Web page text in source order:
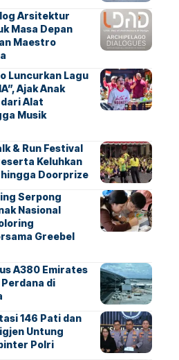
Arsitektur
Masa Depan
Maestro
Luncurkan Lagu
Ajak Anak
Alat
Musik
& Run Festival
Keluhkan
Doorprize
Serpong
Nasional
Greebel
A380 Emirates
di
146 Pati dan
Untung
Polri